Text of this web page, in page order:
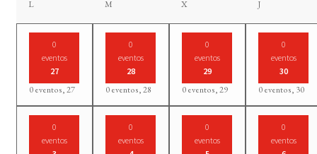
Llunes Mmartes Xmiércoles Jjueves
0
eventos
27
0 eventos,27
0
eventos
28
0 eventos,28
0
eventos
29
0 eventos,29
0
eventos
30
0 eventos, 30
0
eventos
0
eventos
0
eventos
0
eventos